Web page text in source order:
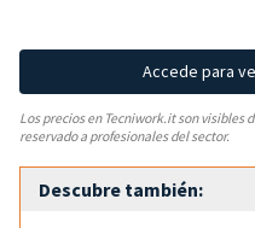
Accede para
Los precios en Tecniwork.it son visibles
reservado a profesionales del sector.
Descubre también: